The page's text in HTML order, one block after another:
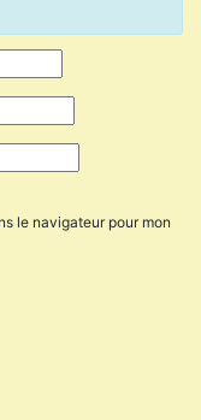
le navigateur pour mon